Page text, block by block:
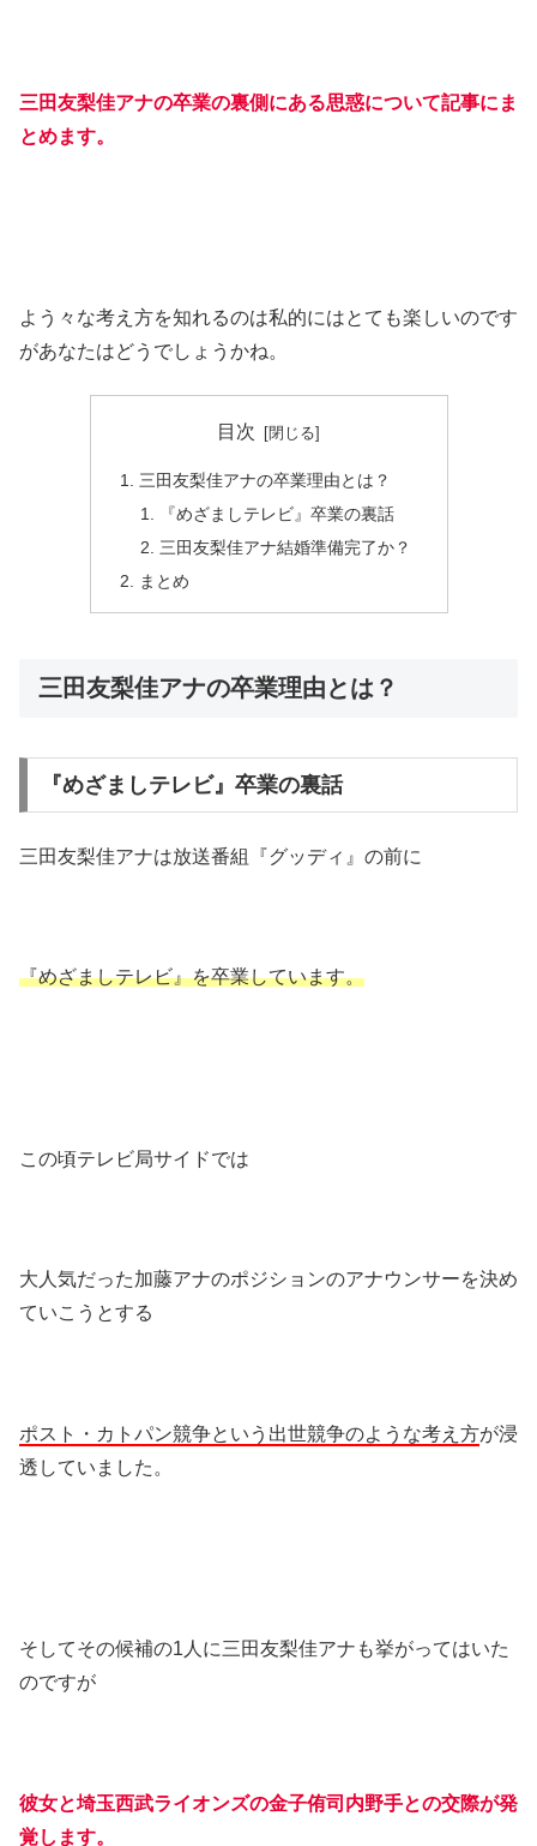
三田友梨佳アナの卒業の裏側にある思惑について記事にま
とめます。
よう々な考え方を知れるのは私的にはとても楽しいのです
があなたはどうでしょうかね。
目次
三田友梨佳アナの卒業理由とは？
『めざましテレビ』卒業の裏話
三田友梨佳アナ結婚準備完了か？
まとめ
三田友梨佳アナの卒業理由とは？
『めざましテレビ』卒業の裏話
三田友梨佳アナは放送番組『グッディ』の前に
『めざましテレビ』を卒業しています。
この頃テレビ局サイドでは
大人気だった加藤アナのポジションのアナウンサーを決め
ていこうとする
ポスト・カトパン競争という出世競争のような考え方が浸
透していました。
そしてその候補の1人に三田友梨佳アナも挙がってはいた
のですが
彼女と埼玉西武ライオンズの金子侑司内野手との交際が発
覚します。